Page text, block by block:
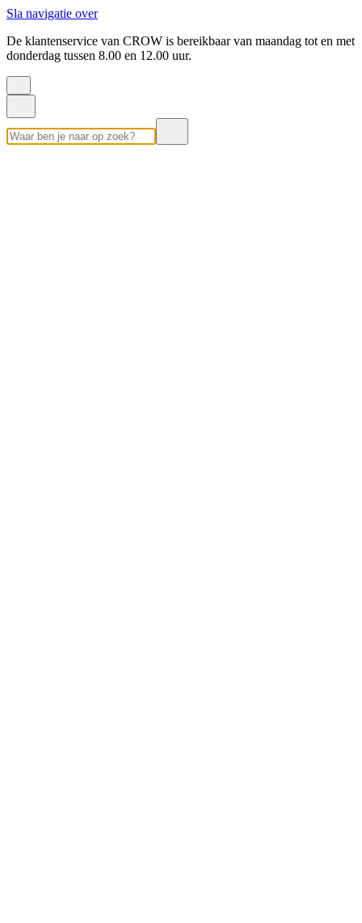
Sla navigatie over
De klantenservice van CROW is bereikbaar van maandag tot en met
donderdag tussen 8.00 en 12.00 uur.